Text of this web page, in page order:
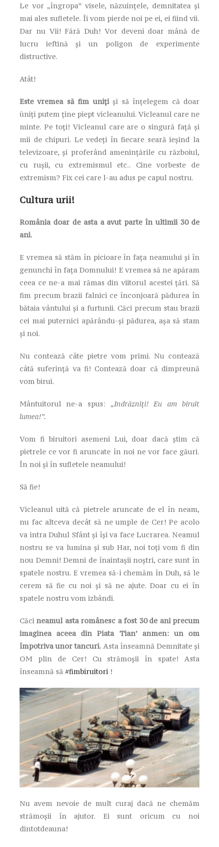
Le vor „îngropa” visele, năzuințele, demnitatea și
mai ales sufletele. Îi vom pierde noi pe ei, ei fiind vii.
Dar nu Vii! Fără Duh! Vor deveni doar mână de
lucru ieftină și un poligon de experimente
distructive.
Atât!
Este vremea să fim unițiși să înțelegem că doar
ùniți putem ține piept vicleanului. Vicleanul care ne
minte. Pe toți! Vicleanul care are o singură față și
mii de chipuri. Le vedeți în fiecare seară ieșind la
televizoare, și proferând amenințările cu războiul,
cu rușii, cu extremismul etc.. Cine vorbeste de
extremism? Fix cei care l-au adus pe capul nostru.
Cultura urii!
România doar de asta a avut parte în ultimii 30 de
ani.
E vremea să stăm în picioare în fața neamului și în
genunchi în fața Domnului! E vremea să ne apăram
ceea ce ne-a mai rămas din viitorul acestei țări. Să
fim precum brazii falnici ce înconjoară pădurea în
bătaia vântului și a furtunii. Căci precum stau brazii
cei mai puternici apărându-și pădurea, așa să stam
și noi.
Nu contează câte pietre vom primi. Nu contează
câtă suferință va fi! Contează doar că dimpreună
vom birui.
Mântuitorul ne-a spus: „Indrăzniți! Eu am biruit
lumea!”.
Vom fi biruitori asemeni Lui, doar dacă știm că
pietrele ce vor fi aruncate în noi ne vor face găuri.
În noi și în sufletele neamului!
Să fie!
Vicleanul uită că pietrele aruncate de el în neam,
nu fac altceva decât să ne umple de Cer! Pe acolo
va intra Duhul Sfânt și își va face Lucrarea. Neamul
nostru se va lumina și sub Har, noi toți vom fi din
nou Demni! Demni de înaintașii noștri, care sunt în
spatele nostru. E vremea să-i chemăm în Duh, să le
cerem să fie cu noi și să ne ajute. Doar cu ei în
spatele nostru vom izbândi.
Căci neamul asta românesc a fost 30 de ani precum
imaginea aceea din Piata Tian’ anmen: un om
împotriva unor tancuri. Asta înseamnă Demnitate și
OM plin de Cer! Cu strămoșii în spate! Asta
înseamnă să #fimbiruitori !
Nu avem nevoie de mult curaj dacă ne chemăm
strămoșii în ajutor. Ei sunt oricum cu noi
dintotdeauna!